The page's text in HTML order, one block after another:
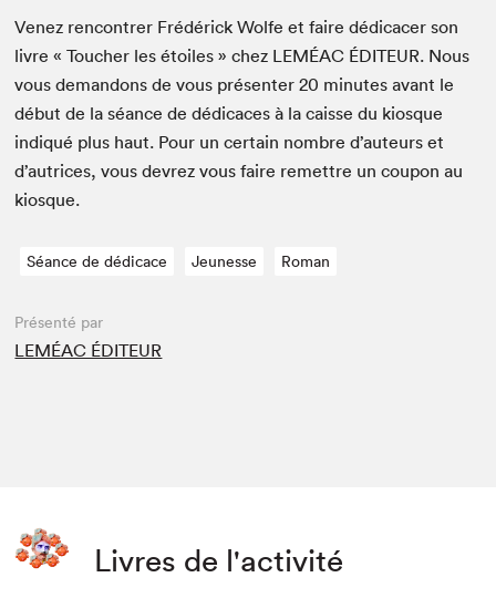
Venez ren­con­tr­er Frédérick Wolfe et faire dédi­cac­er son
livre « Touch­er les étoiles » chez LEMÉAC ÉDI­TEUR. Nous
vous deman­dons de vous présen­ter20 min­utes avant le
début de la séance de dédi­caces à la caisse du kiosque
indiqué plus haut. Pour un cer­tain nom­bre d’auteurs et
d’autrices, vous devrez vous faire remet­tre un coupon au
kiosque.
Séance de dédicace Jeunesse Roman
Présenté par
LEMÉAC ÉDITEUR
Livres de l'activité